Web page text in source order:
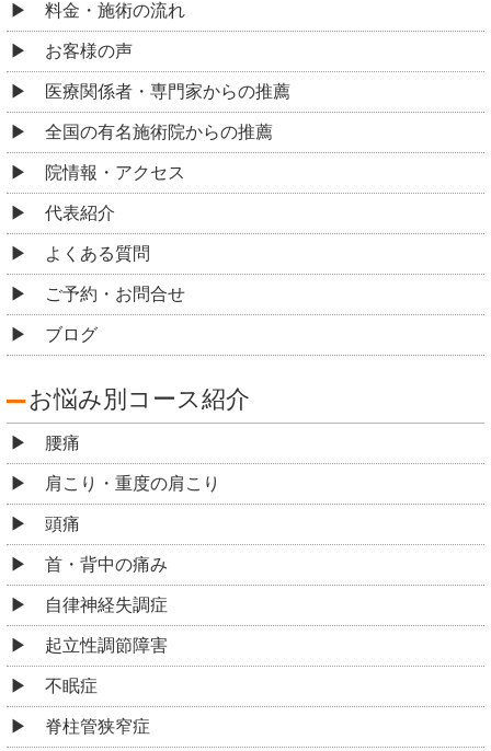
料金・施術の流れ
お客様の声
医療関係者・専門家からの推薦
全国の有名施術院からの推薦
院情報・アクセス
代表紹介
よくある質問
ご予約・お問合せ
ブログ
お悩み別コース紹介
腰痛
肩こり・重度の肩こり
頭痛
首・背中の痛み
自律神経失調症
起立性調節障害
不眠症
脊柱管狭窄症